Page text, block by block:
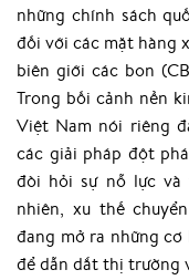
những chính sách
đối với các mặt hàng
biên giới các bon
Trong bối cảnh nền
Việt Nam nói riêng
các giải pháp đột
đòi hỏi sự nỗ lực và
nhiên, xu thế
đang mở ra những
để dẫn dắt thị trường